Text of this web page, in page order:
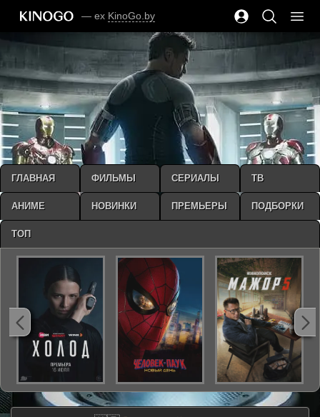
— ex KinoGo.by
ГЛАВНАЯ ФИЛЬМЫ СЕРИАЛЫ ТВ
АНИМЕ НОВИНКИ ПРЕМЬЕРЫ ПОДБОРКИ
ТОП